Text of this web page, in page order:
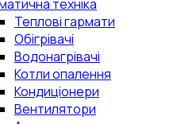
техніка
Теплові гармати
Обігрівачі
Водонагрівачі
Котли опалення
Кондиціонери
Вентилятори